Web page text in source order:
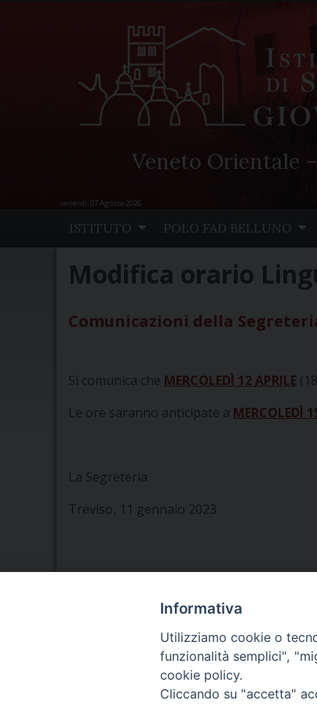
Veneto Orientale
venerdì, 07 Agosto 2026
ISTITUTO POLO FAD BELLUNO
Modifica orario
Comunicazioni della Segreteria
Si comunica che MERCOLEDÌ 12 APRILE
Le ore saranno anticipate a MERCOLEDÌ
La Segreteria
Treviso, 11 gennaio 2023
Seminario Vescovile di Treviso
p.tta Benedetto XI, 2
Informativa
Utilizziamo cookie o
funzionalità semplici",
cookie policy.
Cliccando su "accetta"